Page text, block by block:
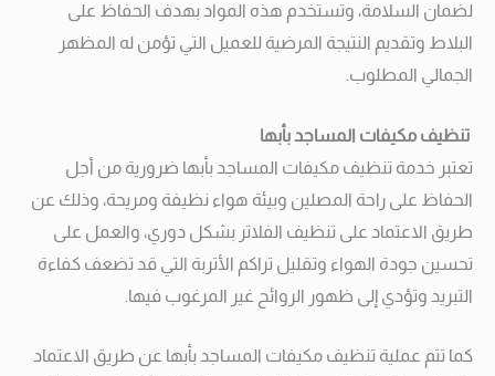
لضمان السلامة، وتستخدم هذه المواد بهدف الحفاظ على
البلاط وتقديم النتيجة المرضية للعميل التي تؤمن له المظهر
الجمالي المطلوب.
تنظيف مكيفات المساجد بأبها
تعتبر خدمة تنظيف مكيفات المساجد بأبها ضرورية من أجل
الحفاظ على راحة المصلين وبيئة هواء نظيفة ومريحة، وذلك عن
طريق الاعتماد على تنظيف الفلاتر بشكل دوري، والعمل على
تحسين جودة الهواء وتقليل تراكم الأتربة التي قد تضعف كفاءة
التبريد وتؤدي إلى ظهور الروائح غير المرغوب فيها.
كما تتم عملية تنظيف مكيفات المساجد بأبها عن طريق الاعتماد